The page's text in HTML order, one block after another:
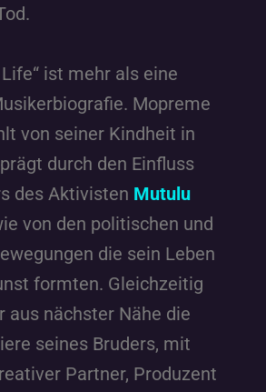
Life“ ist mehr als eine
Mopreme
von seiner Kindheit in
durch den Einfluss
des Aktivisten Mutulu
von den politischen und
die sein Leben
formten. Gleichzeitig
aus nächster Nähe die
seines Bruders, mit
Partner, Produzent